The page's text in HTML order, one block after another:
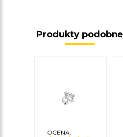
Produkty podobne
OCENA: